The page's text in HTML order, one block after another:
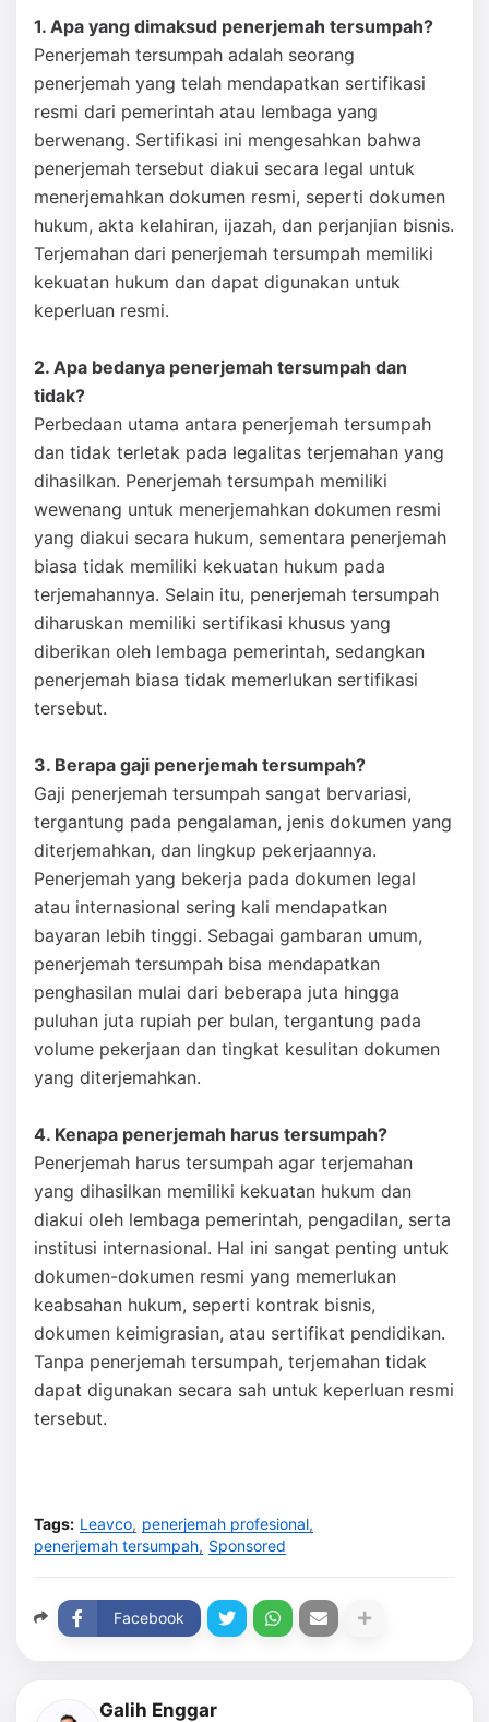
1. Apa yang dimaksud penerjemah tersumpah?
Penerjemah tersumpah adalah seorang
penerjemah yang telah mendapatkan sertifikasi
resmi dari pemerintah atau lembaga yang
berwenang. Sertifikasi ini mengesahkan bahwa
penerjemah tersebut diakui secara legal untuk
menerjemahkan dokumen resmi, seperti dokumen
hukum, akta kelahiran, ijazah, dan perjanjian bisnis.
Terjemahan dari penerjemah tersumpah memiliki
kekuatan hukum dan dapat digunakan untuk
keperluan resmi.
2. Apa bedanya penerjemah tersumpah dan
tidak?
Perbedaan utama antara penerjemah tersumpah
dan tidak terletak pada legalitas terjemahan yang
dihasilkan. Penerjemah tersumpah memiliki
wewenang untuk menerjemahkan dokumen resmi
yang diakui secara hukum, sementara penerjemah
biasa tidak memiliki kekuatan hukum pada
terjemahannya. Selain itu, penerjemah tersumpah
diharuskan memiliki sertifikasi khusus yang
diberikan oleh lembaga pemerintah, sedangkan
penerjemah biasa tidak memerlukan sertifikasi
tersebut.
3. Berapa gaji penerjemah tersumpah?
Gaji penerjemah tersumpah sangat bervariasi,
tergantung pada pengalaman, jenis dokumen yang
diterjemahkan, dan lingkup pekerjaannya.
Penerjemah yang bekerja pada dokumen legal
atau internasional sering kali mendapatkan
bayaran lebih tinggi. Sebagai gambaran umum,
penerjemah tersumpah bisa mendapatkan
penghasilan mulai dari beberapa juta hingga
puluhan juta rupiah per bulan, tergantung pada
volume pekerjaan dan tingkat kesulitan dokumen
yang diterjemahkan.
4. Kenapa penerjemah harus tersumpah?
Penerjemah harus tersumpah agar terjemahan
yang dihasilkan memiliki kekuatan hukum dan
diakui oleh lembaga pemerintah, pengadilan, serta
institusi internasional. Hal ini sangat penting untuk
dokumen-dokumen resmi yang memerlukan
keabsahan hukum, seperti kontrak bisnis,
dokumen keimigrasian, atau sertifikat pendidikan.
Tanpa penerjemah tersumpah, terjemahan tidak
dapat digunakan secara sah untuk keperluan resmi
tersebut.
Tags: Leavco penerjemah profesional
penerjemah tersumpah Sponsored
Facebook
Galih Enggar